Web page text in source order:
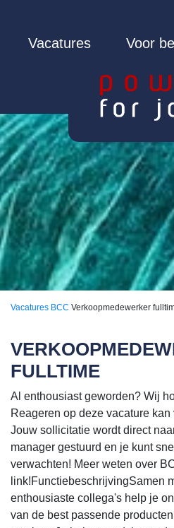
Vacatures Voor
Vacatures BCC Verkoopmedewerker
FULLTIME
Al enthousiast geworden? Wij
Reageren op deze vacature
Jouw sollicitatie wordt direct
manager gestuurd en je kunt
verwachten! Meer weten over
link!FunctiebeschrijvingSamen
enthousiaste collega's help je
van de best passende